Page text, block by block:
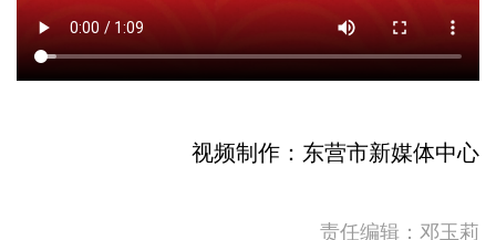
视频制作：东营市新媒体中心
责任编辑：邓玉莉